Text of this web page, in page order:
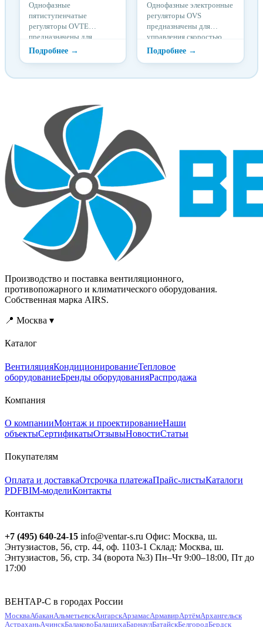
Однофазные
пятиступенчатые
регуляторы OVТЕ
предназначены для
управления скоростью
вращения
вентиляторов
Однофазные электронные
регуляторы OVS
предназначены для
управления скоростью
вращения
электродвигателей
посредством изменения
Производство и поставка вентиляционного,
противопожарного и климатического оборудования.
Собственная марка AIRS.
📍 Москва ▾
Каталог
ВентиляцияКондиционированиеТепловое
оборудованиеБренды оборудованияРаспродажа
Компания
О компанииМонтаж и проектированиеНаши
объектыСертификатыОтзывыНовостиСтатьи
Покупателям
Оплата и доставкаОтсрочка платежаПрайс-листыКаталоги
PDFBIM-моделиКонтакты
Контакты
+7 (495) 640-24-15 info@ventar-s.ru Офис: Москва, ш.
Энтузиастов, 56, стр. 44, оф. 1103-1 Склад: Москва, ш.
Энтузиастов, 56, стр. 34 (ворота №3) Пн–Чт 9:00–18:00, Пт до
17:00
ВЕНТАР-С в городах России
МоскваАбаканАльметьевскАнгарскАрзамасАрмавирАртёмАрхангельск
АстраханьАчинскБалаковоБалашихаБарнаулБатайскБелгородБердск